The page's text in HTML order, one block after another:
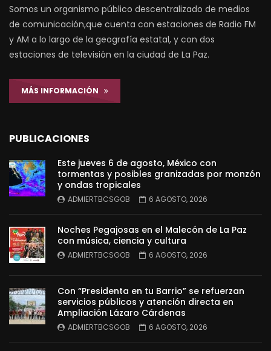
Somos un organismo público descentralizado de medios
de comunicación,que cuenta con estaciones de Radio FM
y AM a lo largo de la geografía estatal, y con dos
estaciones de televisión en la ciudad de La Paz.
MÁS INFORMACIÓN
PUBLICACIONES
Este jueves 6 de agosto, México con
tormentas y posibles granizadas por monzón
y ondas tropicales
ADMIERTBCSGOB 6 AGOSTO, 2026
Noches Pegajosas en el Malecón de La Paz
con música, ciencia y cultura
ADMIERTBCSGOB 6 AGOSTO, 2026
Con “Presidenta en tu Barrio” se refuerzan
servicios públicos y atención directa en
Ampliación Lázaro Cárdenas
ADMIERTBCSGOB 6 AGOSTO, 2026